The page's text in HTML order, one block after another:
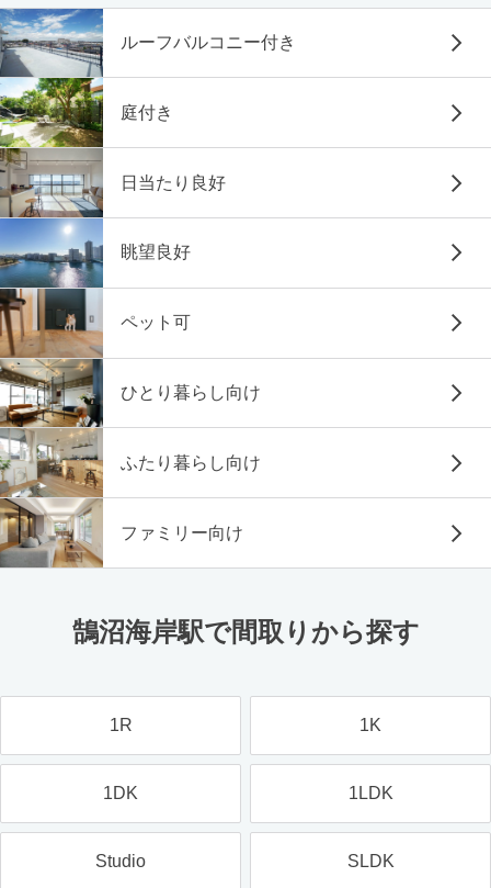
ルーフバルコニー付き
庭付き
日当たり良好
眺望良好
ペット可
ひとり暮らし向け
ふたり暮らし向け
ファミリー向け
鵠沼海岸駅で間取りから探す
1R 1K
1DK 1LDK
Studio SLDK